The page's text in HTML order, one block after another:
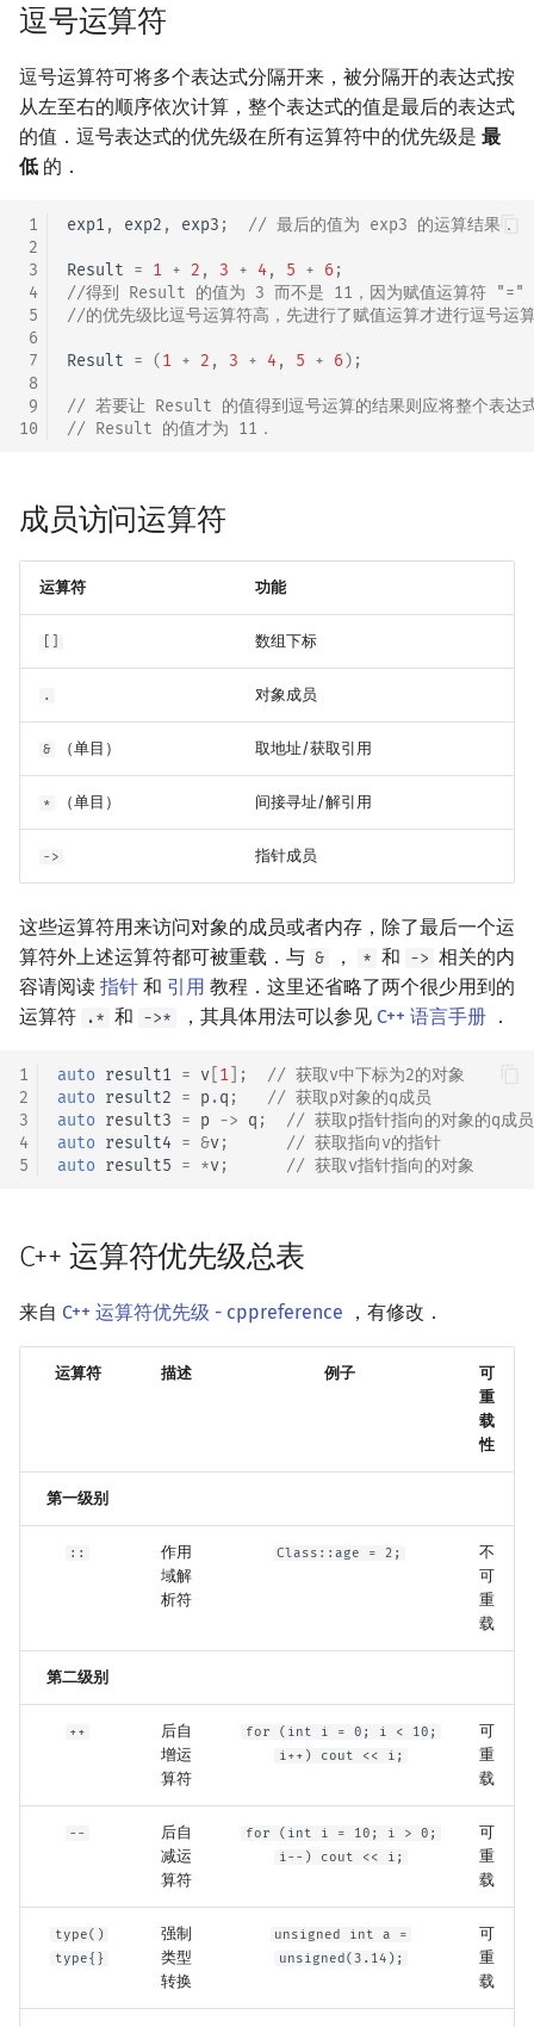
逗号运算符
逗号运算符可将多个表达式分隔开来，被分隔开的表达式按
从左至右的顺序依次计算，整个表达式的值是最后的表达式
的值．逗号表达式的优先级在所有运算符中的优先级是 最
低 的．
1
2
3
4
5
6
7
8
9
10
exp1 , exp2 , exp3 ; // 最后的值为 exp3 的运算结果．
Result = 1 + 2 , 3 + 4, 5 + 6 ;
//得到 Result 的值为 3 而不是 11，因为赋值运算符 "="
//的优先级比逗号运算符高，先进行了赋值运算才进行逗号运
Result = (1 + 2 , 3 + 4, 5 + 6);
// 若要让 Result 的值得到逗号运算的结果则应将整个表达
// Result 的值才为 11．
成员访问运算符
运算符 功能
数组下标
. 对象成员
& （单目） 取地址/获取引用
* （单目） 间接寻址/解引用
-> 指针成员
这些运算符用来访问对象的成员或者内存，除了最后一个运
算符外上述运算符都可被重载．与 & ， * 和 -> 相关的内
容请阅读 指针 和 引用 教程．这里还省略了两个很少用到的
运算符
.* 和 ->* ，其具体用法可以参见 C++ 语言手册 ．
1
2
3
4
5
auto result1 = v 1 ];
// 获取v中下标为2的对象
auto result2 = p .q ;
// 获取p对象的q成员
auto result3 = p -> q ;
// 获取p指针指向的对象的q成
auto result4 = &v;
// 获取指向v的指针
auto result5 = *v; // 获取v指针指向的对象
C++ 运算符优先级总表
来自 C++ 运算符优先级 - cppreference ，有修改．
运算符 描述 例子
可
重
载
性
第一级别
::
作用
域解
析符
Class::age = 2;
不
可
重
载
第二级别
++
后自
增运
算符
for (int i = 0; i < 10;
i++) cout << i;
可
重
载
--
后自
减运
算符
for (int i = 10; i > 0;
i--) cout << i;
可
重
载
type()
type{}
强制
类型
转换
unsigned int a =
unsigned(3.14);
可
重
载